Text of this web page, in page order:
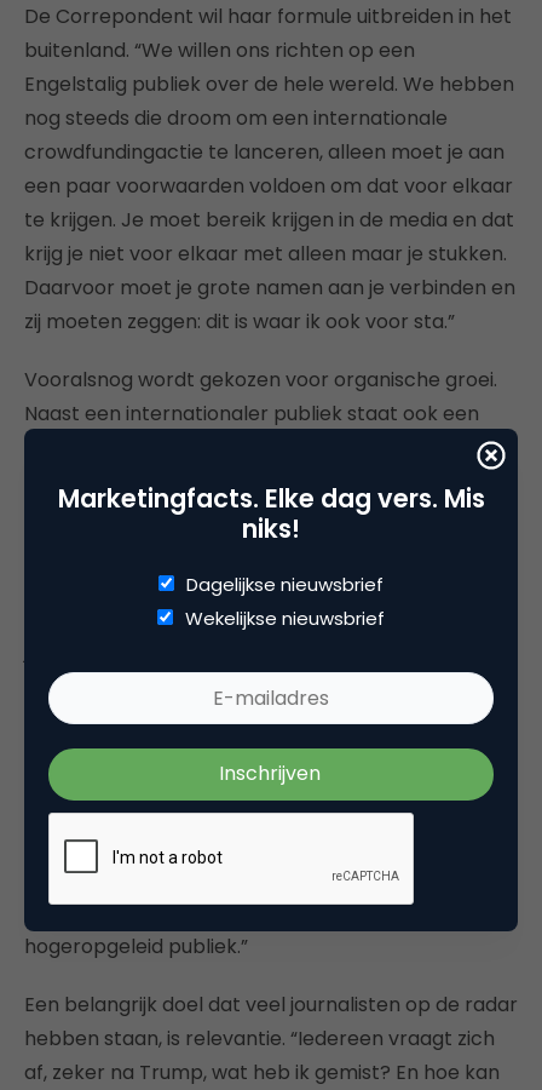
De Correpondent wil haar formule uitbreiden in het
buitenland. “We willen ons richten op een
Engelstalig publiek over de hele wereld. We hebben
nog steeds die droom om een internationale
crowdfundingactie te lanceren, alleen moet je aan
een paar voorwaarden voldoen om dat voor elkaar
te krijgen. Je moet bereik krijgen in de media en dat
krijg je niet voor elkaar met alleen maar je stukken.
Daarvoor moet je grote namen aan je verbinden en
zij moeten zeggen: dit is waar ik ook voor sta.”
Vooralsnog wordt gekozen voor organische groei.
Naast een internationaler publiek staat ook een
toekomst. Mensen die niet direct warm lopen voor
grote lappen tekst, maar dezelfde inhoud via een
vinden. “Daarom hebben we nu bijvoorbeeld ook
een filmstudiootje, zodat Rutger Bregman, die al
samenvatten in een geanimeerd filmpje van twee
minuten dat letterlijk miljoenen mensen bereikt op
Facebook.”
“Op die manier proberen we toegankelijker te
worden voor een breder en diverser publiek. Want
we bereiken nu alleen maar mensen die via tekst
informatie tot zich nemen. Dat is vaak een
hogeropgeleid publiek.”
Een belangrijk doel dat veel journalisten op de radar
hebben staan, is relevantie. “Iedereen vraagt zich
af, zeker na Trump, wat heb ik gemist? En hoe kan
Marketingfacts. Elke dag vers. Mis
niks!
Dagelijkse nieuwsbrief
Wekelijkse nieuwsbrief